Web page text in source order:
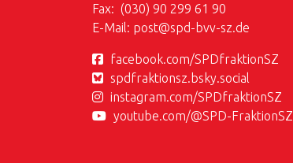
Fax: (030) 90 299 61 90
E-Mail: post@spd-bvv-sz.de
facebook.com/SPDfraktionSZ
spdfraktionsz.bsky.social
instagram.com/SPDfraktionSZ
youtube.com/@SPD-FraktionSZ